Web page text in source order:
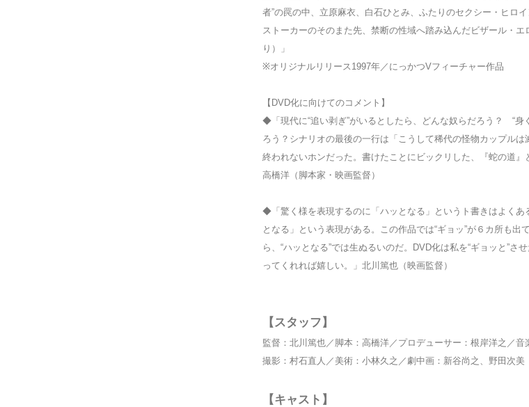
者”の罠の中、立原麻衣、白石ひとみ、ふたりのセクシー・ヒロ
ストーカーのそのまた先、禁断の性域へ踏み込んだビザール・エ
り）」
※オリジナルリリース1997年／にっかつVフィーチャー作品
【DVD化に向けてのコメント】
◆「現代に“追い剥ぎ”がいるとしたら、どんな奴らだろう？ “身
ろう？シナリオの最後の一行は「こうして稀代の怪物カップルは
終われないホンだった。書けたことにビックリした、『蛇の道
高橋洋（脚本家・映画監督）
◆「驚く様を表現するのに「ハッとなる」というト書きはよくあ
となる」という表現がある。この作品では“ギョッ”が６カ所も出
ら、“ハッとなる”では生ぬるいのだ。DVD化は私を“ギョッと”さ
ってくれれば嬉しい。」北川篤也（映画監督）
【スタッフ】
監督：北川篤也／脚本：高橋洋／プロデューサー：根岸洋之／音
撮影：村石直人／美術：小林久之／劇中画：新谷尚之、野田次美
【キャスト】